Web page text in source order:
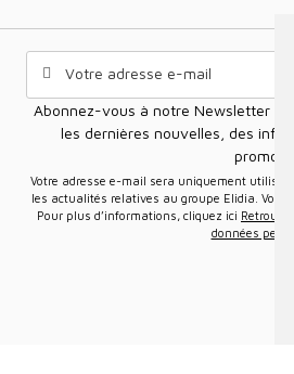
Abonnez-vous à notre Newsletter
les dernières nouvelles, des
Votre adresse e-mail sera uniquement utilisée pour vous envoyer des informations sur
les actualités relatives au groupe Elidia.
Pour plus d’informations, cliquez ici
données